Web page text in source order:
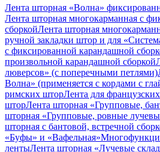
Лента шторная «Волна»
Лента шторная многокарманная с
сборкойЛента шторная
ручной закладки штор и для
с фиксированной карандашной
произвольной карандашной сборкой
люверсов» (с поперечными петлями)
Волна» (применяется с кордами с
римских шторЛента для
шторЛента шторная «Групповые,
шторная «Групповые, ровные
шторная с бантовой, встречной
«Буфы» и «Вафельная»
лентыЛента шторная «Лучевые